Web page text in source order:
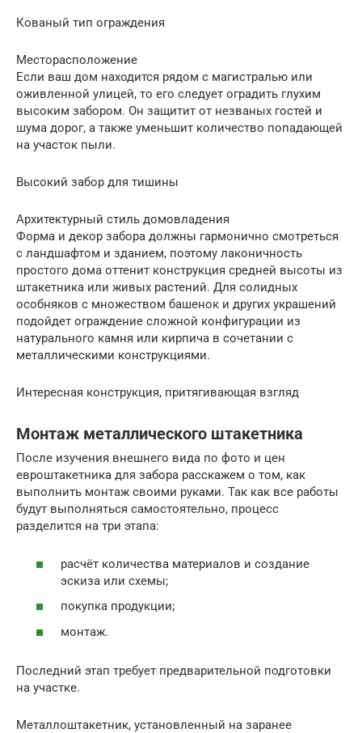
Кованый тип ограждения
Месторасположение
Если ваш дом находится рядом с магистралью или
оживленной улицей, то его следует оградить глухим
высоким забором. Он защитит от незваных гостей и
шума дорог, а также уменьшит количество попадающей
на участок пыли.
Высокий забор для тишины
Архитектурный стиль домовладения
Форма и декор забора должны гармонично смотреться
с ландшафтом и зданием, поэтому лаконичность
простого дома оттенит конструкция средней высоты из
штакетника или живых растений. Для солидных
особняков с множеством башенок и других украшений
подойдет ограждение сложной конфигурации из
натурального камня или кирпича в сочетании с
металлическими конструкциями.
Интересная конструкция, притягивающая взгляд
Монтаж металлического штакетника
После изучения внешнего вида по фото и цен
евроштакетника для забора расскажем о том, как
выполнить монтаж своими руками. Так как все работы
будут выполняться самостоятельно, процесс
разделится на три этапа:
расчёт количества материалов и создание
эскиза или схемы;
покупка продукции;
монтаж.
Последний этап требует предварительной подготовки
на участке.
Металлоштакетник, установленный на заранее